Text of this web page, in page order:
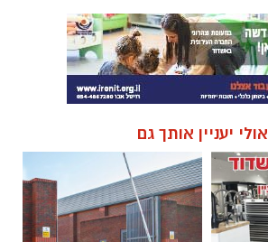
אולי יעניין אותך גם